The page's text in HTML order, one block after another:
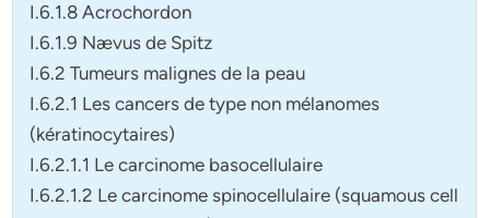
I.6.1.8 Acrochordon
I.6.1.9 Nævus de Spitz
I.6.2 Tumeurs malignes de la peau
I.6.2.1 Les cancers de type non mélanomes
(kératinocytaires)
I.6.2.1.1 Le carcinome basocellulaire
I.6.2.1.2 Le carcinome spinocellulaire (squamous cell